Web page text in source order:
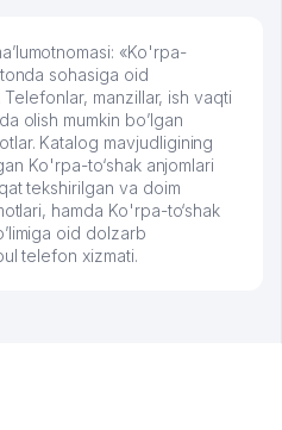
«Ko'rpa-
sohasiga oid
Telefonlar, manzillar, ish vaqti
olish mumkin bo’lgan
Katalog mavjudligining
Ko'rpa-to‘shak anjomlari
tekshirilgan va doim
hamda Ko'rpa-to‘shak
oid dolzarb
telefon xizmati.